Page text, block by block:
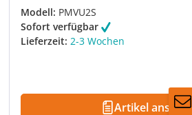
Modell: PMVU2S
Sofort verfügbar
Lieferzeit: 2-3 Wochen
Artikel ansehen